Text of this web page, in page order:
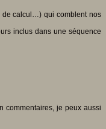
de calcul…) qui comblent nos
inclus dans une séquence
commentaires, je peux aussi